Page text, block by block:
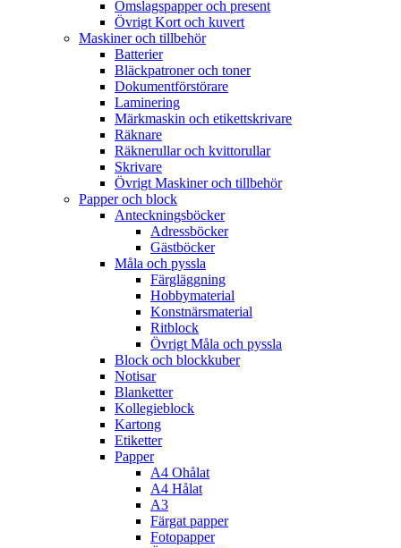
Omslagspapper och present
Övrigt Kort och kuvert
Maskiner och tillbehör
Batterier
Bläckpatroner och toner
Dokumentförstörare
Laminering
Märkmaskin och etikettskrivare
Räknare
Räknerullar och kvittorullar
Skrivare
Övrigt Maskiner och tillbehör
Papper och block
Anteckningsböcker
Adressböcker
Gästböcker
Måla och pyssla
Färgläggning
Hobbymaterial
Konstnärsmaterial
Ritblock
Övrigt Måla och pyssla
Block och blockkuber
Notisar
Blanketter
Kollegieblock
Kartong
Etiketter
Papper
A4 Ohålat
A4 Hålat
A3
Färgat papper
Fotopapper